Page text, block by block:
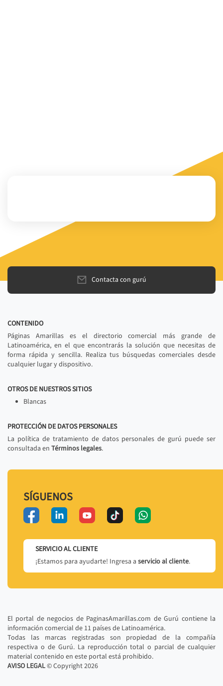
Contacta con gurú
CONTENIDO
Páginas Amarillas es el directorio comercial más grande de
Latinoamérica, en el que encontrarás la solución que necesitas de
forma rápida y sencilla. Realiza tus búsquedas comerciales desde
cualquier lugar y dispositivo.
OTROS DE NUESTROS SITIOS
Blancas
PROTECCIÓN DE DATOS PERSONALES
La política de tratamiento de datos personales de gurú puede ser
consultada en Términos legales.
SÍGUENOS
SERVICIO AL CLIENTE
¡Estamos para ayudarte! Ingresa a servicio al cliente.
El portal de negocios de PaginasAmarillas.com de Gurú contiene la
información comercial de 11 países de Latinoamérica.
Todas las marcas registradas son propiedad de la compañía
respectiva o de Gurú. La reproducción total o parcial de cualquier
material contenido en este portal está prohibido.
AVISO LEGAL© Copyright2026